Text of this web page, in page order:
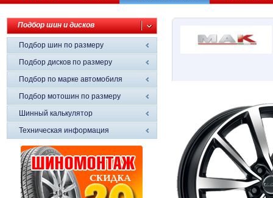
Подбор шин и дисков
Подбор шин по размеру
Подбор дисков по размеру
Подбор по марке автомобиля
Подбор мотошин по размеру
Шинный калькулятор
Техническая информация